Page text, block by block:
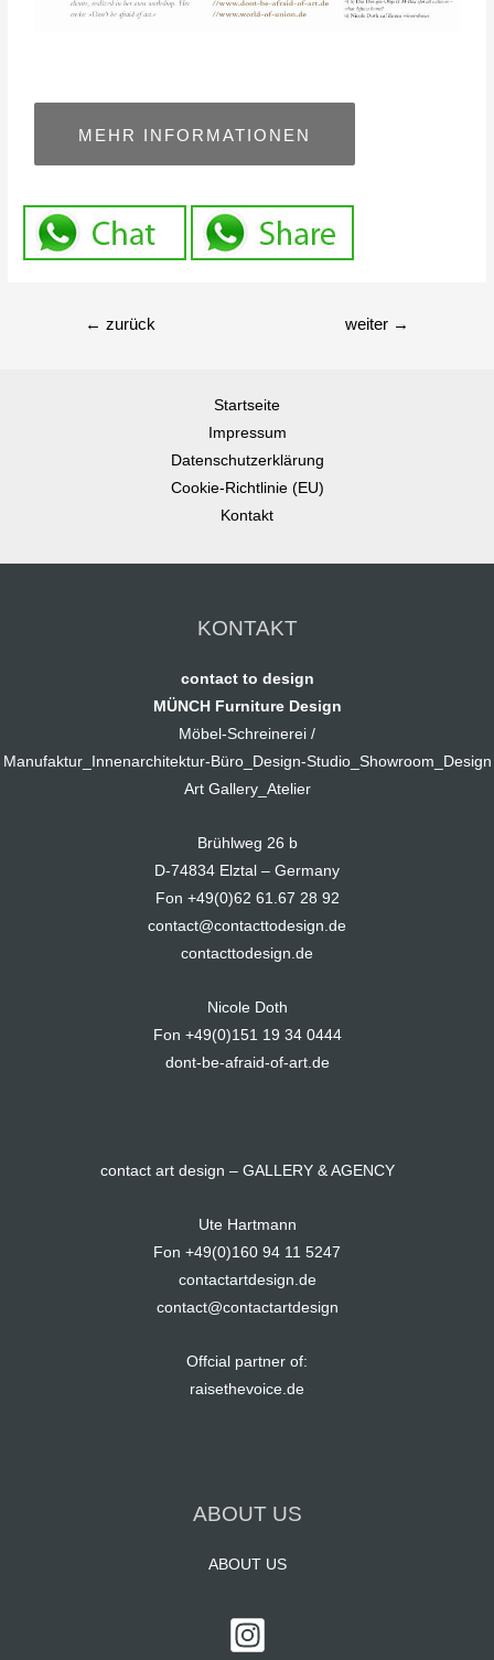
MEHR INFORMATIONEN
← zurück weiter →
Startseite
Impressum
Datenschutzerklärung
Cookie-Richtlinie (EU)
Kontakt
KONTAKT
contact to design
MÜNCH Furniture Design
Möbel-Schreinerei /
Manufaktur_Innenarchitektur-Büro_Design-Studio_Showroom_Design
Art Gallery_Atelier
Brühlweg 26 b
D-74834 Elztal – Germany
Fon +49(0)62 61.67 28 92
contact@contacttodesign.de
contacttodesign.de
Nicole Doth
Fon +49(0)151 19 34 0444
dont-be-afraid-of-art.de
contact art design – GALLERY & AGENCY
Ute Hartmann
Fon +49(0)160 94 11 5247
contactartdesign.de
contact@contactartdesign
Offcial partner of:
raisethevoice.de
ABOUT US
ABOUT US